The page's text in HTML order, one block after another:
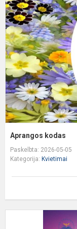
Aprangos kodas
Paskelbta: 2026-05-05
Kategorija: Kvietimai